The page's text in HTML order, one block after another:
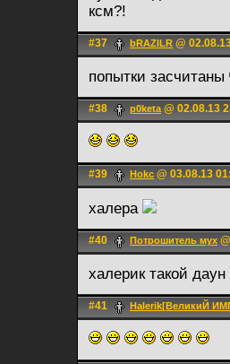
ксм?!
#37 bRAZILR @
попытки засчитаны
#38 p0keta@ 02.08.13
#39 Hokc @ 03.08.13
халера
#40 Потрошитель мух
халерик такой даун
#41 Halerik[ВеликиЙ